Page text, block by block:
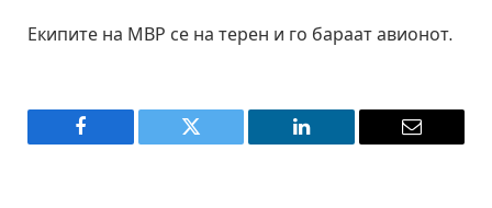
Екипите на МВР се на терен и го бараат авионот.
Facebook Twitter LinkedIn Email